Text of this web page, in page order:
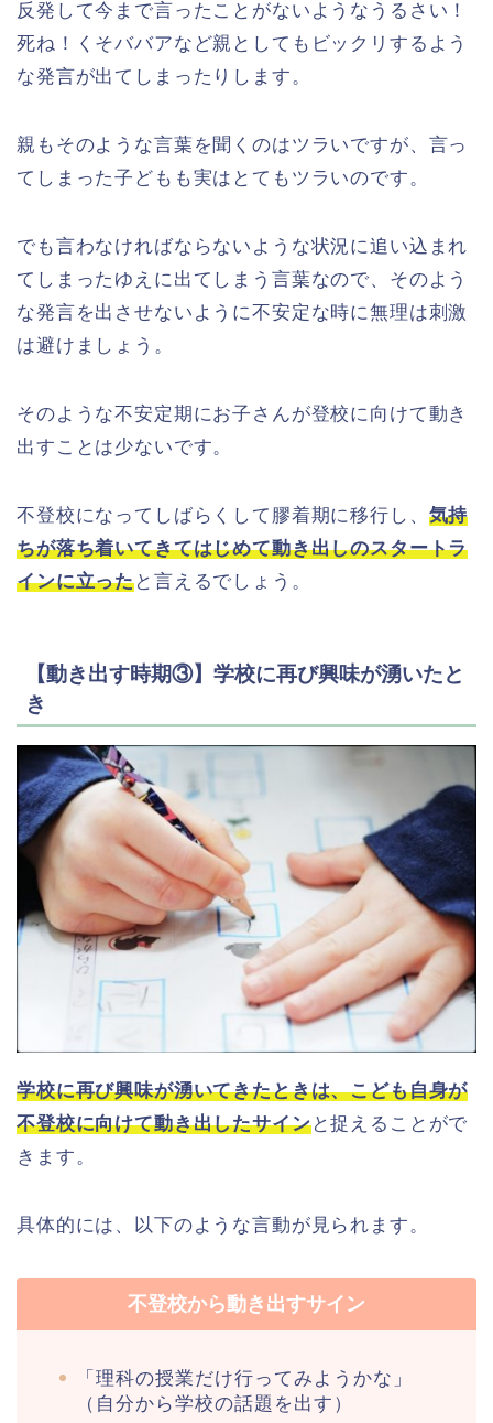
反発して今まで言ったことがないようなうるさい！
死ね！くそババアなど親としてもビックリするよう
な発言が出てしまったりします。
親もそのような言葉を聞くのはツラいですが、言っ
てしまった子どもも実はとてもツラいのです。
でも言わなければならないような状況に追い込まれ
てしまったゆえに出てしまう言葉なので、そのよう
な発言を出させないように不安定な時に無理は刺激
は避けましょう。
そのような不安定期にお子さんが登校に向けて動き
出すことは少ないです。
不登校になってしばらくして膠着期に移行し、 気持
ちが落ち着いてきてはじめて動き出しのスタートラ
インに立ったと言えるでしょう。
【動き出す時期③】学校に再び興味が湧いたと
き
学校に再び興味が湧いてきたときは、こども自身が
不登校に向けて動き出したサインと捉えることがで
きます。
具体的には、以下のような言動が見られます。
不登校から動き出すサイン
「理科の授業だけ行ってみようかな」
（自分から学校の話題を出す）